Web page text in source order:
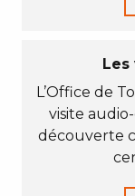
L’Office de
visite
découverte